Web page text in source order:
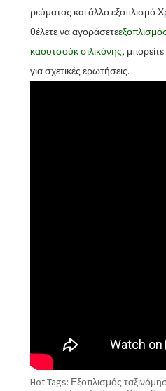
ρεύματος και άλλο
θέλετε να αγοράσετε
καουτσούκ σιλικόνης,
για σχετικές ερωτήσεις.
Hot Tags: Εξοπλισμός